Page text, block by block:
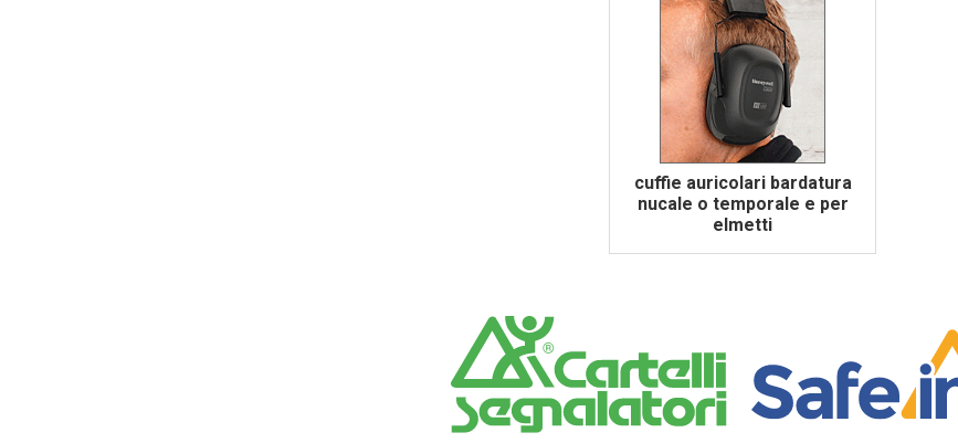
cuffie auricolari bardatura
nucale o temporale e per
elmetti